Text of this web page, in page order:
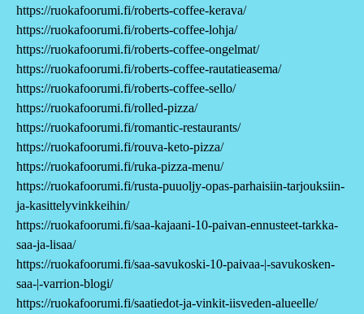
https://ruokafoorumi.fi/roberts-coffee-kerava/
https://ruokafoorumi.fi/roberts-coffee-lohja/
https://ruokafoorumi.fi/roberts-coffee-ongelmat/
https://ruokafoorumi.fi/roberts-coffee-rautatieasema/
https://ruokafoorumi.fi/roberts-coffee-sello/
https://ruokafoorumi.fi/rolled-pizza/
https://ruokafoorumi.fi/romantic-restaurants/
https://ruokafoorumi.fi/rouva-keto-pizza/
https://ruokafoorumi.fi/ruka-pizza-menu/
https://ruokafoorumi.fi/rusta-puuoljy-opas-parhaisiin-tarjouksiin-
ja-kasittelyvinkkeihin/
https://ruokafoorumi.fi/saa-kajaani-10-paivan-ennusteet-tarkka-
saa-ja-lisaa/
https://ruokafoorumi.fi/saa-savukoski-10-paivaa-|-savukosken-
saa-|-varrion-blogi/
https://ruokafoorumi.fi/saatiedot-ja-vinkit-iisveden-alueelle/